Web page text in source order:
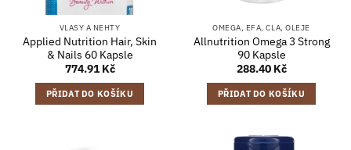
VLASY A NEHTY
Applied Nutrition Hair, Skin
& Nails 60 Kapsle
774.91Kč
PŘIDAT DO KOŠÍKU
OMEGA, EFA, CLA, OLEJE
Allnutrition Omega 3 Strong
90 Kapsle
288.40 Kč
PŘIDAT DO KOŠÍKU